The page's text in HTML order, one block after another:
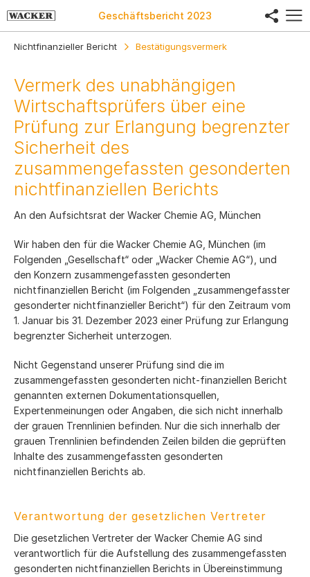
Geschäftsbericht 2023 share
Nichtfinanzieller Bericht Bestätigungsvermerk
Vermerk des unabhängigen
Wirtschaftsprüfers über eine
Prüfung zur Erlangung begrenzter
Sicherheit des
zusammengefassten gesonderten
nichtfinanziellen Berichts
An den Aufsichtsrat der Wacker Chemie AG, München
Wir haben den für die Wacker Chemie AG, München (im
Folgenden „Gesellschaft“ oder „Wacker Chemie AG“), und
den Konzern zusammengefassten gesonderten
nichtfinanziellen Bericht (im Folgenden „zusammengefasster
gesonderter nichtfinanzieller Bericht“) für den Zeitraum vom
1. Januar bis 31. Dezember 2023 einer Prüfung zur Erlangung
begrenzter Sicherheit unterzogen.
Nicht Gegenstand unserer Prüfung sind die im
zusammengefassten gesonderten nicht-finanziellen Bericht
genannten externen Dokumentationsquellen,
Expertenmeinungen oder Angaben, die sich nicht innerhalb
der grauen Trennlinien befinden. Nur die sich innerhalb der
grauen Trennlinien befindenden Zeilen bilden die geprüften
Inhalte des zusammengefassten gesonderten
nichtfinanziellen Berichts ab.
Verantwortung der gesetzlichen Vertreter
Die gesetzlichen Vertreter der Wacker Chemie AG sind
verantwortlich für die Aufstellung des zusammengefassten
gesonderten nichtfinanziellen Berichts in Übereinstimmung